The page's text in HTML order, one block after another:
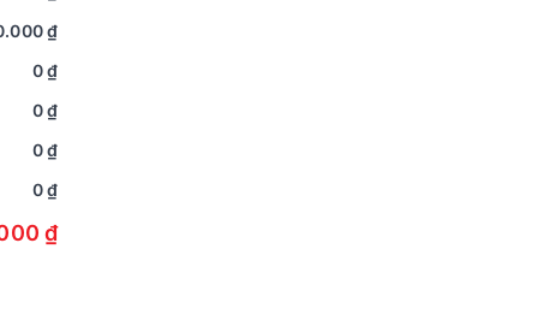
₫
0 ₫
0 ₫
0 ₫
0 ₫
₫